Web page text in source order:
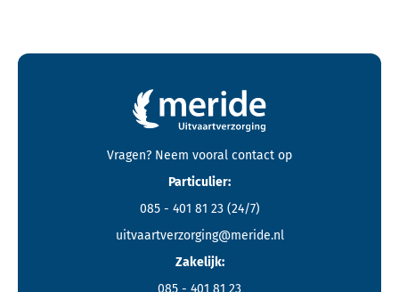
Contactgegevens en footer menu van Meride
Vragen? Neem vooral contact op
Particulier:
085 - 401 81 23 (24/7)
uitvaartverzorging@meride.nl
Zakelijk:
085 - 401 81 23